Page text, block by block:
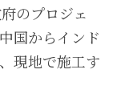
のプロジェ
国からインド
現地で施工す